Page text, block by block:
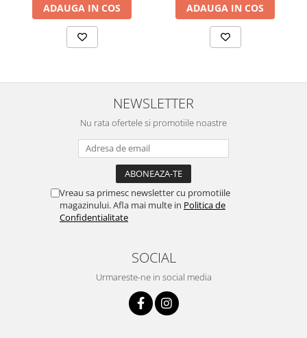
ADAUGA IN COS ADAUGA IN COS
NEWSLETTER
Nu rata ofertele si promotiile noastre
Vreau sa primesc newsletter cu promotiile
magazinului. Afla mai multe in Politica de
Confidentialitate
SOCIAL
Urmareste-ne in social media